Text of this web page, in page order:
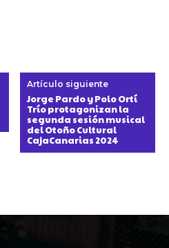
Artículo siguiente
Jorge Pardo y Polo Ortí
Trío protagonizan la
segunda sesión musical
del Otoño Cultural
CajaCanarias 2024